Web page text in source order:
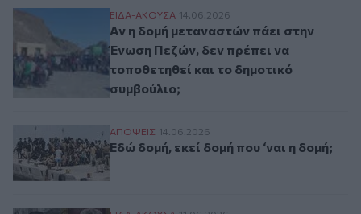
Αν η δομή μεταναστών πάει στην Ένωση
ΕΙΔΑ-ΑΚΟΥΣΑ 14.06.2026
Αν η δομή μεταναστών πάει στην
Ένωση Πεζών, δεν πρέπει να
τοποθετηθεί και το δημοτικό
συμβούλιο;
Εδώ δομή, εκεί δομή που ‘ναι η δομή;
ΑΠΟΨΕΙΣ 14.06.2026
Εδώ δομή, εκεί δομή που ‘ναι η δομή;